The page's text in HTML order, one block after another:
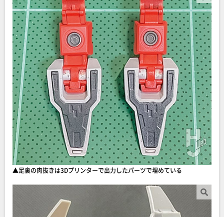
▲足裏の肉抜きは3Dプリンターで出力したパーツで埋めている